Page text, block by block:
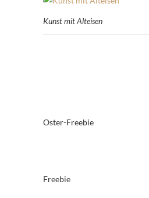
Kunst mit Alteisen
Oster-Freebie
Freebie